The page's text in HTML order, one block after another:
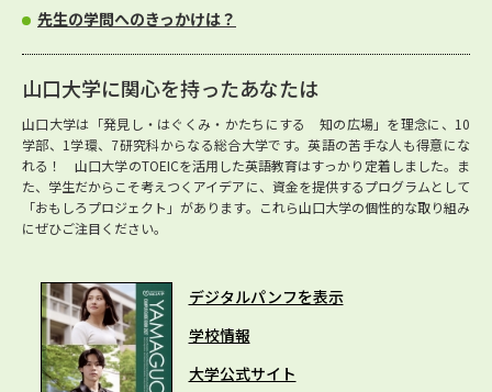
先生の学問へのきっかけは？
山口大学に関心を持ったあなたは
山口大学は「発見し・はぐくみ・かたちにする 知の広場」を理念に、10
学部、1学環、7研究科からなる総合大学です。英語の苦手な人も得意にな
れる！ 山口大学のTOEICを活用した英語教育はすっかり定着しました。ま
た、学生だからこそ考えつくアイデアに、資金を提供するプログラムとして
「おもしろプロジェクト」があります。これら山口大学の個性的な取り組み
にぜひご注目ください。
デジタルパンフを表示
学校情報
大学公式サイト